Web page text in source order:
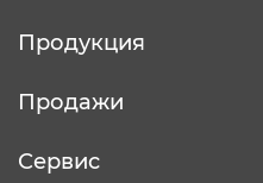
Продукция
Продажи
Сервис